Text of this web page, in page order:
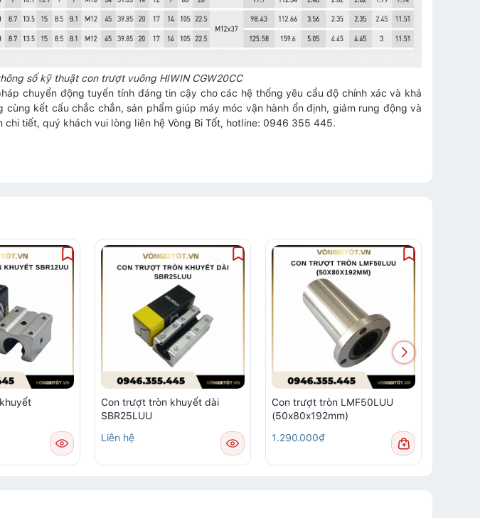
số kỹ thuật con trượt vuông HIWIN CGW20CC
chuyển động tuyến tính đáng tin cậy cho các hệ thống yêu cầu độ chính xác và khả
cùng kết cấu chắc chắn, sản phẩm giúp máy móc vận hành ổn định, giảm rung động và
tiết, quý khách vui lòng liên hệ Vòng Bi Tốt, hotline: 0946 355 445.
Con trượt tròn khuyết dài
SBR25LUU
Liên hệ
Con trượt tròn LMF50LUU
(50x80x192mm)
1.290.000₫